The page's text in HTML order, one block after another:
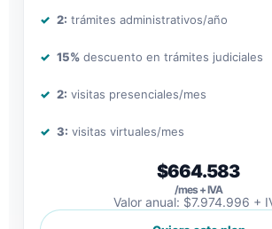
2: trámites administrativos/año
15% descuento en trámites judiciales
2: visitas presenciales/mes
3: visitas virtuales/mes
$664.583
/mes + IVA
Valor anual: $7.974.996 +